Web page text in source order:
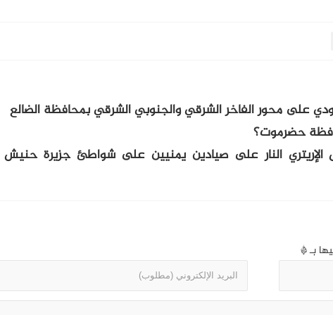
على محور الفاخر الشرقي والجنوبي الشرقي بمحافظة الضالع
حضرموت؟
الإريتري النار على صيادين يمنيين على شواطئ جزيرة
بـ*